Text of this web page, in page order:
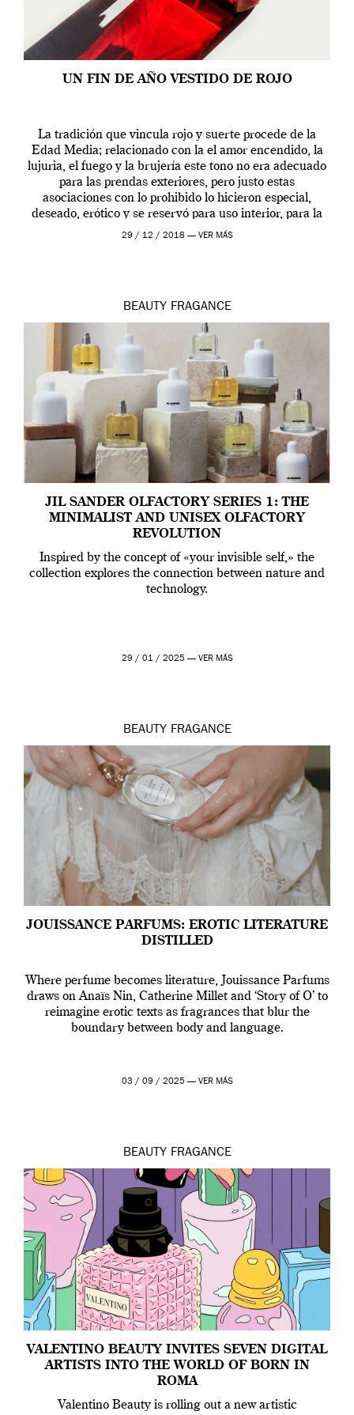
UN FIN DE AÑO VESTIDO DE ROJO
La tradición que vincula rojo y suerte procede de la
Edad Media; relacionado con la el amor encendido, la
lujuria, el fuego y la brujería este tono no era adecuado
para las prendas exteriores, pero justo estas
asociaciones con lo prohibido lo hicieron especial,
deseado, erótico y se reservó para uso interior, para la
ropa […]
29 / 12 / 2018 — VER MÁS
BEAUTY FRAGANCE
JIL SANDER OLFACTORY SERIES 1: THE
MINIMALIST AND UNISEX OLFACTORY
REVOLUTION
Inspired by the concept of «your invisible self,» the
collection explores the connection between nature and
technology.
29 / 01 / 2025 — VER MÁS
BEAUTY FRAGANCE
JOUISSANCE PARFUMS: EROTIC LITERATURE
DISTILLED
Where perfume becomes literature, Jouissance Parfums
draws on Anaïs Nin, Catherine Millet and ‘Story of O’ to
reimagine erotic texts as fragrances that blur the
boundary between body and language.
03 / 09 / 2025 — VER MÁS
BEAUTY FRAGANCE
VALENTINO BEAUTY INVITES SEVEN DIGITAL
ARTISTS INTO THE WORLD OF BORN IN
ROMA
Valentino Beauty is rolling out a new artistic